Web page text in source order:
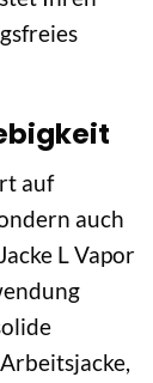
auf
auch
L Vapor